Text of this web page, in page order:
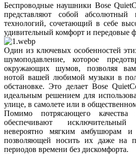
Беспроводные наушники Bose
представляют собой
технологий, сочетающий в себе
удивительный комфорт и передовые
Один из ключевых особенностей
шумоподавление, которое
окружающих шумов, позволяя вам
нотой вашей любимой музыки в
обстановке. Это делает Bose
идеальным решением для
улице, в самолете или в
Помимо потрясающего
обеспечивают
невероятно мягким амбушюрам и
позволяющей носить их даже на
периодов времени без дискомфорта.